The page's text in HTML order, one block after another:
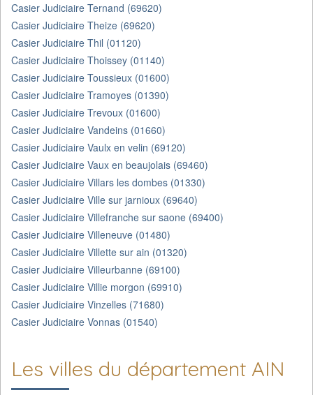
Casier Judiciaire Ternand (69620)
Casier Judiciaire Theize (69620)
Casier Judiciaire Thil (01120)
Casier Judiciaire Thoissey (01140)
Casier Judiciaire Toussieux (01600)
Casier Judiciaire Tramoyes (01390)
Casier Judiciaire Trevoux (01600)
Casier Judiciaire Vandeins (01660)
Casier Judiciaire Vaulx en velin (69120)
Casier Judiciaire Vaux en beaujolais (69460)
Casier Judiciaire Villars les dombes (01330)
Casier Judiciaire Ville sur jarnioux (69640)
Casier Judiciaire Villefranche sur saone (69400)
Casier Judiciaire Villeneuve (01480)
Casier Judiciaire Villette sur ain (01320)
Casier Judiciaire Villeurbanne (69100)
Casier Judiciaire Villie morgon (69910)
Casier Judiciaire Vinzelles (71680)
Casier Judiciaire Vonnas (01540)
Les villes du département AIN